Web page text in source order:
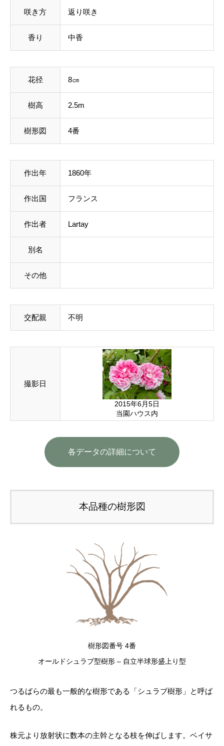
咲き方 返り咲き
香り 中香
花径 8㎝
樹高 2.5m
樹形図 4番
作出年 1860年
作出国 フランス
作出者 Lartay
別名
その他
交配親 不明
撮影日
2015年6月5日
当園ハウス内
各データの詳細について
本品種の樹形図
樹形図番号 4番
オールドシュラブ型樹形 – 自立半球形盛上り型
つるばらの最も一般的な樹形である「シュラブ樹形」と呼ば
れるもの。
株元より放射状に数本の主幹となる枝を伸ばします。ベイサ